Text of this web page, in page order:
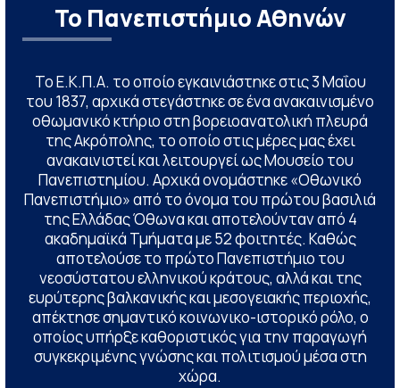
Το Πανεπιστήμιο Αθηνών
Το Ε.Κ.Π.Α. το οποίο εγκαινιάστηκε στις 3 Μαΐου
του 1837, αρχικά στεγάστηκε σε ένα ανακαινισμένο
οθωμανικό κτήριο στη βορειοανατολική πλευρά
της Ακρόπολης, το οποίο στις μέρες μας έχει
ανακαινιστεί και λειτουργεί ως Μουσείο του
Πανεπιστημίου. Αρχικά ονομάστηκε «Οθωνικό
Πανεπιστήμιο» από το όνομα του πρώτου βασιλιά
της Ελλάδας Όθωνα και αποτελούνταν από 4
ακαδημαϊκά Τμήματα με 52 φοιτητές. Καθώς
αποτελούσε το πρώτο Πανεπιστήμιο του
νεοσύστατου ελληνικού κράτους, αλλά και της
ευρύτερης βαλκανικής και μεσογειακής περιοχής,
απέκτησε σημαντικό κοινωνικο-ιστορικό ρόλο, ο
οποίος υπήρξε καθοριστικός για την παραγωγή
συγκεκριμένης γνώσης και πολιτισμού μέσα στη
χώρα.